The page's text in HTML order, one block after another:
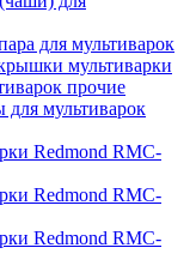
для мультиварок
мультиварки
прочие
для мультиварок
Redmond RMC-
Redmond RMC-
Redmond RMC-